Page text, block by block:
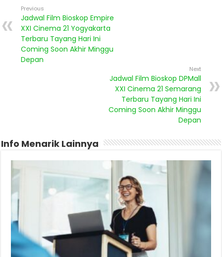
Previous
Jadwal Film Bioskop Empire
XXI Cinema 21 Yogyakarta
Terbaru Tayang Hari Ini
Coming Soon Akhir Minggu
Depan
Next
Jadwal Film Bioskop DPMall
XXI Cinema 21 Semarang
Terbaru Tayang Hari Ini
Coming Soon Akhir Minggu
Depan
Info Menarik Lainnya